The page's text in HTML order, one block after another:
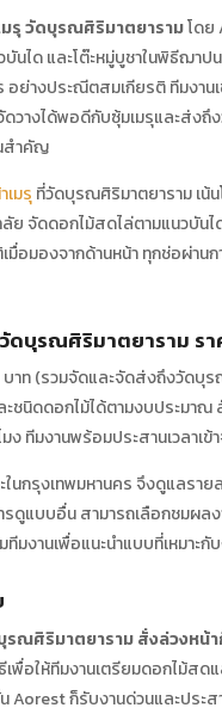
มรุ วัดบุรณศิริมาตยารามโดย
บันได และโต๊ะหมู่บูชาในพิธีฌา
อย่างประณีตสมเกียรติ ทีมงาน
วางได้พอดีกับซุ้มเมรุและส่งถึง
สำคัญ
เมรุ ที่วัดบุรณศิริมาตยาราม เน้
ลัย จัดดอกไม้สดไล่ตามแนวบัน
มื่อมองจากด้านหน้า ทุกช่อผ่าน
ดบุรณศิริมาตยาราม รา
าท (รวมจัดและจัดส่งถึงวัดบุ
ชนิดดอกไม้ได้ตามงบประมา
ง ทีมงานพร้อมประสานเวลาเข้
นกรุงเทพมหานคร จึงดูแลราย
รดูแบบอื่น สามารถเลือกชมผล
มงานเพื่อแนะนำแบบที่เหมาะกั
รณศิริมาตยาราม สั่งล่วงหน้
พื่อให้ทีมงานเตรียมดอกไม้สด
Aorest ก็รับงานด่วนและประส